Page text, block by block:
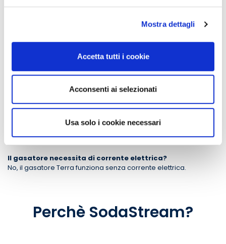
Mostra dettagli
Accetta tutti i cookie
Acconsenti ai selezionati
Usa solo i cookie necessari
acquistandola sul nostro sito alla sezioneCilindri.
completa dei rivenditori si trova nella sezione
Quanto costa la ricarica di gas?
Il prezzo consigliato delle nostre ricariche è di 12,90€
Quanti litri d'acqua gaso con un cilindro di gas?
La quantità è soggettiva, dipende dal livello di gasatura
60 litri d'acqua.
Il gasatore necessita di corrente elettrica?
No, il gasatore Terra funziona senza corrente elettrica.
Perchè SodaStream?